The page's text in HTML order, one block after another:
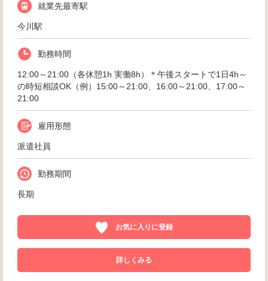
就業先最寄駅
今川駅
勤務時間
12:00～21:00（各休憩1h 実働8h）＊午後スタートで1日4h～
の時短相談OK（例）15:00～21:00、16:00～21:00、17:00～
21:00
雇用形態
派遣社員
勤務期間
長期
お気に入りに登録
詳しくみる